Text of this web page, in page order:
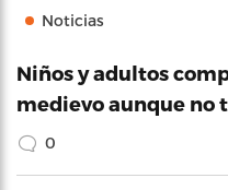
Noticias
Niños y adultos
medievo aunque no
0